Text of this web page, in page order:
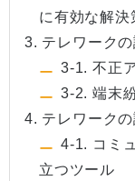
に有効な解決
3. テレワーク
3-1. 不正
3-2. 端末
4. テレワーク
4-1. コミ
立つツール